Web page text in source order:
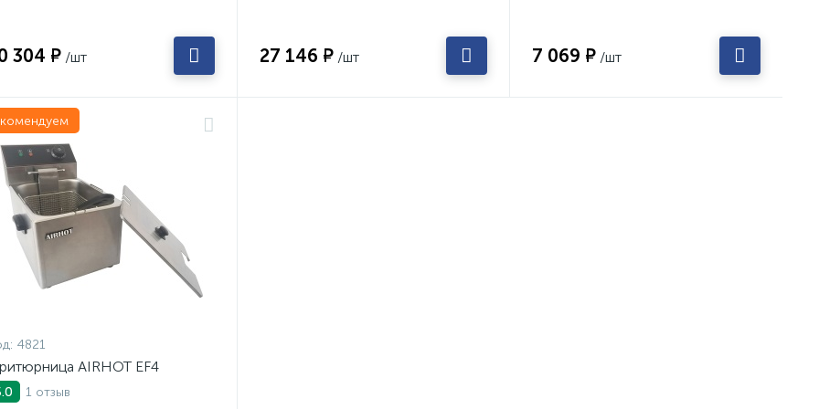
304 ₽ /шт 27 146 ₽ /шт 7 069 ₽ /шт
4821
AIRHOT EF4
1 отзыв